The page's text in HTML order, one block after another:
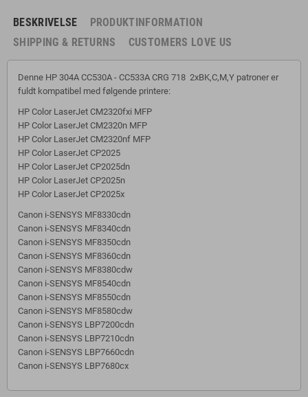
BESKRIVELSE
PRODUKTINFORMATION
SHIPPING & RETURNS
CUSTOMERS LOVE US
Denne HP 304A CC530A - CC533A CRG 718 2xBK,C,M,Y patroner er
fuldt kompatibel med følgende printere:
HP Color LaserJet CM2320fxi MFP
HP Color LaserJet CM2320n MFP
HP Color LaserJet CM2320nf MFP
HP Color LaserJet CP2025
HP Color LaserJet CP2025dn
HP Color LaserJet CP2025n
HP Color LaserJet CP2025x
Canon i-SENSYS MF8330cdn
Canon i-SENSYS MF8340cdn
Canon i-SENSYS MF8350cdn
Canon i-SENSYS MF8360cdn
Canon i-SENSYS MF8380cdw
Canon i-SENSYS MF8540cdn
Canon i-SENSYS MF8550cdn
Canon i-SENSYS MF8580cdw
Canon i-SENSYS LBP7200cdn
Canon i-SENSYS LBP7210cdn
Canon i-SENSYS LBP7660cdn
Canon i-SENSYS LBP7680cx